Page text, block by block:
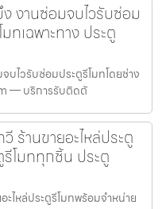
งานซ่อมจบไวรับซ่อม
ทเฉพาะทาง ประตู
บไวรับซ่อมประตูรีโมทโดยช่าง
— บริการรับติดตั
ร้านขายอะไหล่ประตู
รีโมททุกชิ้น ประตู
ะไหล่ประตูรีโมทพร้อมจำหน่าย